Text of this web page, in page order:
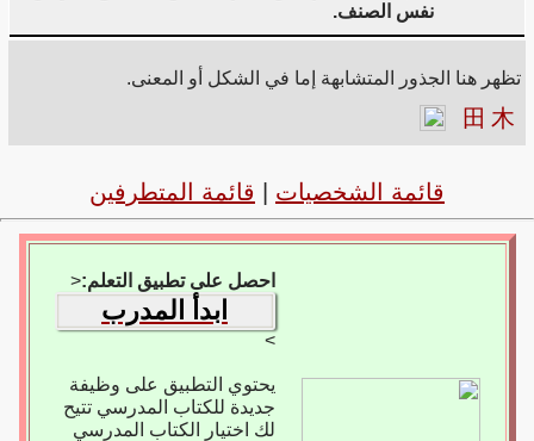
نفس الصنف.
تظهر هنا الجذور المتشابهة إما في الشكل أو المعنى.
田 木
قائمة الشخصيات قائمة المتطرفين
احصل على تطبيق التعلم:<
ابدأ المدرب
>
يحتوي التطبيق على وظيفة
جديدة للكتاب المدرسي تتيح
لك اختيار الكتاب المدرسي